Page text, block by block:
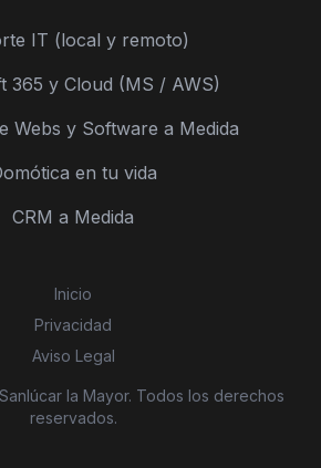
IT (local y remoto)
365 y Cloud (MS / AWS)
Webs y Software a Medida
en tu vida
CRM a Medida
Inicio
Privacidad
Aviso Legal
la Mayor. Todos los derechos
reservados.